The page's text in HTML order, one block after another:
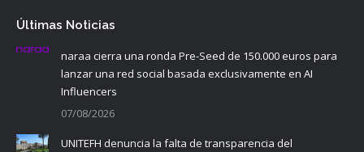
Últimas Noticias
naraa cierra una ronda Pre-Seed de 150.000 euros para
lanzar una red social basada exclusivamente en AI
Influencers
07/08/2026
UNITEFH denuncia la falta de transparencia del